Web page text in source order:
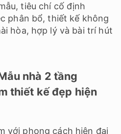
tiêu chí cố định
phân bổ, thiết kế không
hòa, hợp lý và bài trí hút
nhà 2 tầng
thiết kế đẹp hiện
với phong cách hiện đại